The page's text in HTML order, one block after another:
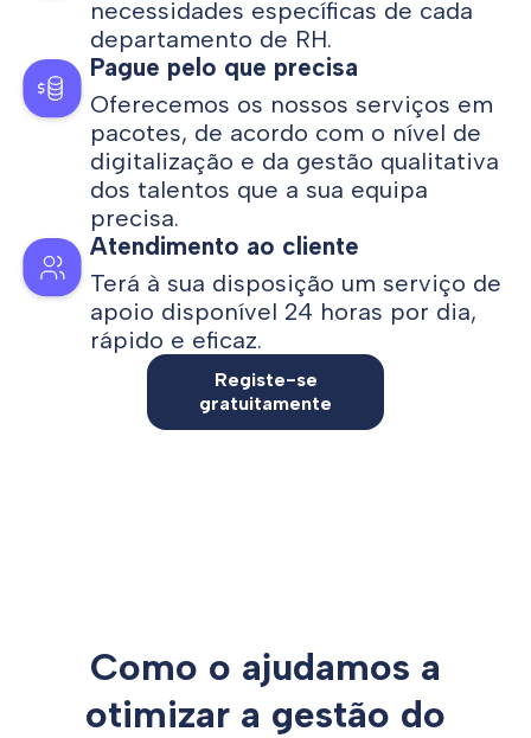
necessidades específicas de cada
departamento de RH.
Pague pelo que precisa
Oferecemos os nossos serviços em
pacotes, de acordo com o nível de
digitalização e da gestão qualitativa
dos talentos que a sua equipa
precisa.
Atendimento ao cliente
Terá à sua disposição um serviço de
apoio disponível 24 horas por dia,
rápido e eficaz.
Registe-se
gratuitamente
Como o ajudamos a
otimizar a gestão do